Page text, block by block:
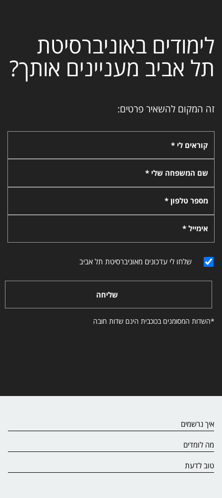
לימודים באוניברסיטת
תל אביב מעניינים אותך?
זה המקום להשאיר פרטים:
קוראים לי *
שם המשפחה שלי *
מספר טלפון *
אימייל *
שלחו לי עדכונים מאוניברסיטת תל אביב
שליחה
*השדות המסומנים בכוכבית הינם שדות חובה
איך נרשמים
מה לומדים
טוב לדעת